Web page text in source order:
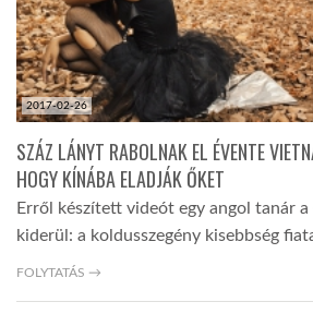
2017-02-26
SZÁZ LÁNYT RABOLNAK EL ÉVENTE
HOGY KÍNÁBA ELADJÁK ŐKET
Erről készített videót egy angol tanár a
kiderül: a koldusszegény kisebbség
FOLYTATÁS →